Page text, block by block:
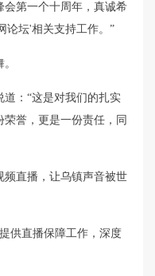
会第一个十周年，真诚希
论坛'相关支持工作。”
：“这是对我们的扎实
誉，更是一份责任，同
频直播，让乌镇声音被世
供直播保障工作，深度